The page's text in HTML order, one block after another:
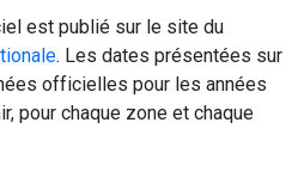
est publié sur le site du
. Les dates présentées sur
officielles pour les années
pour chaque zone et chaque